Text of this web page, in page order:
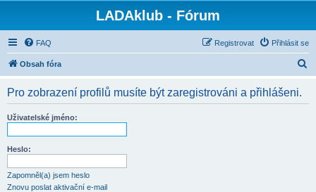
LADAklub - Fórum
FAQ Přihlásit se
Registrovat
Obsah fóra
Pro zobrazení profilů musíte být zaregistrováni a přihlášeni.
Uživatelské jméno:
Heslo:
Zapomněl(a) jsem heslo
Znovu poslat aktivační e-mail